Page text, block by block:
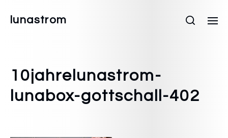
lunastrom
10jahrelunastrom-
lunabox-gottschall-402